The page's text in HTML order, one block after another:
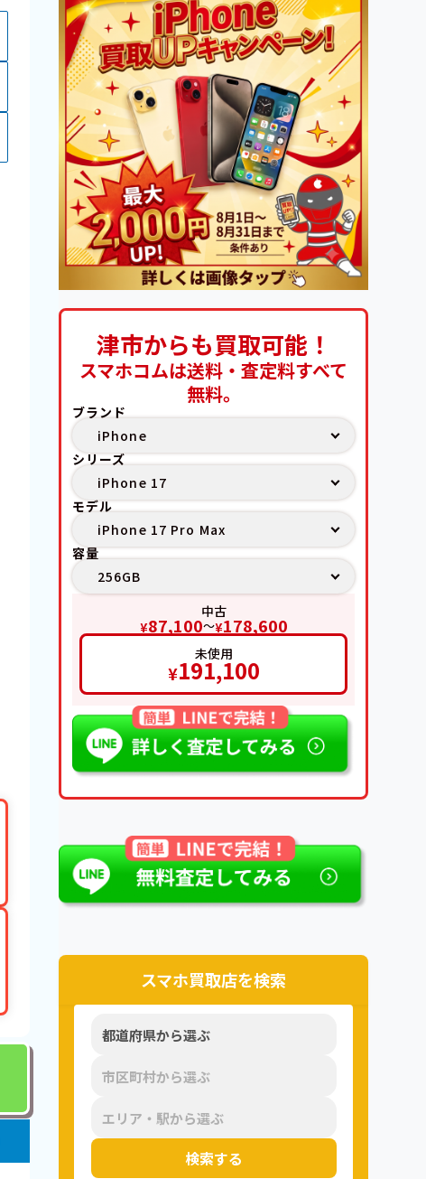
津市からも買取可能！
スマホコムは送料・査定料すべて
無料。
ブランド
シリーズ
モデル
容量
中古
¥87,100〜¥178,600
未使用
¥191,100
スマホ買取店を検索
検索する